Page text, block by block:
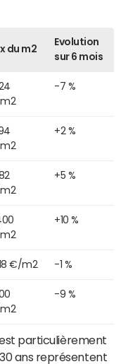
du m2
Evolution
sur 6 mois
-7 %
+2 %
+5 %
+10 %
€/m2 -1 %
-9 %
particulièrement
ans représentent